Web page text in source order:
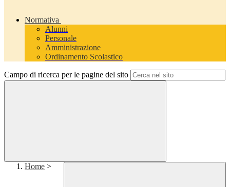
Normativa
Alunni
Personale
Amministrazione
Ordinamento Scolastico
Campo di ricerca per le pagine del sito
Home >